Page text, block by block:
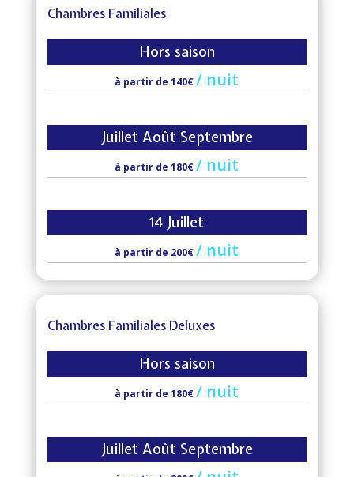
Chambres Familiales
Hors saison
à partir de 140€/ nuit
Juillet Août Septembre
à partir de 180€/ nuit
14 Juillet
à partir de 200€/ nuit
Chambres Familiales Deluxes
Hors saison
à partir de 180€/ nuit
Juillet Août Septembre